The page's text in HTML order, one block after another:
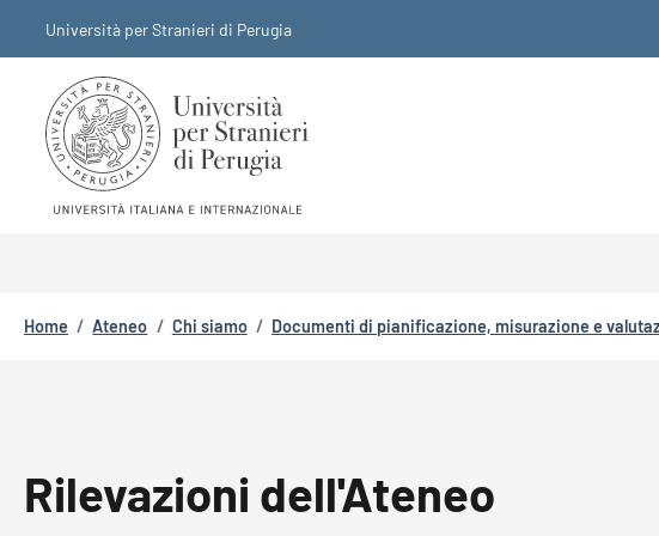
Università per Stranieri di Perugia
Briciole di pane
Home / Ateneo / Chi siamo / Documenti di pianificazione, misurazione e
Rilevazioni dell'Ateneo